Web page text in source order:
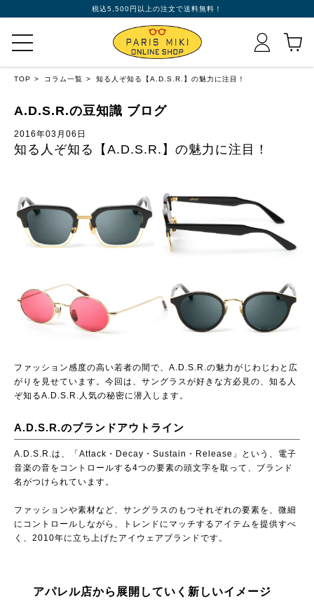
税込5,500円以上の注文で送料無料！
TOP コラム一覧 知る人ぞ知る【A.D.S.R.】の魅力に注目！
A.D.S.R.の豆知識 ブログ
2016年03月06日
知る人ぞ知る【A.D.S.R.】の魅力に注目！
ファッション感度の高い若者の間で、A.D.S.R.の魅力がじわじわと広
がりを見せています。今回は、サングラスが好きな方必見の、知る人
ぞ知るA.D.S.R.人気の秘密に潜入します。
A.D.S.R.のブランドアウトライン
A.D.S.R.は、「Attack・Decay・Sustain・Release」という、電子
音楽の音をコントロールする4つの要素の頭文字を取って、ブランド
名がつけられています。
ファッションや素材など、サングラスのもつそれぞれの要素を、微細
にコントロールしながら、トレンドにマッチするアイテムを提供すべ
く、2010年に立ち上げたアイウェアブランドです。
アパレル店から展開していく新しいイメージ